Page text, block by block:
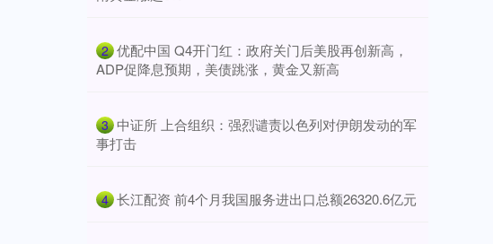
2 ​优配中国 Q4开门红：政府关门后美股再创新高，
ADP促降息预期，美债跳涨，黄金又新高
3 ​中证所 上合组织：强烈谴责以色列对伊朗发动的军
事打击
4 ​长江配资 前4个月我国服务进出口总额26320.6亿元